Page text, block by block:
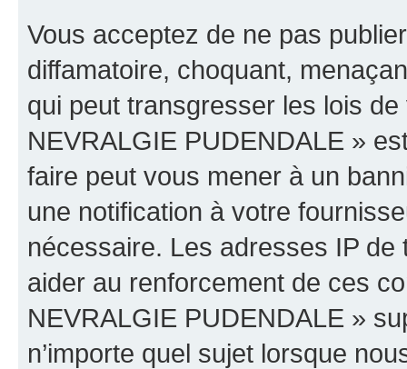
Vous acceptez de ne pas
diffamatoire, choquant,
qui peut transgresser les lois
NEVRALGIE PUDENDALE »
faire peut vous mener à un
une notification à votre
nécessaire. Les adresses IP
aider au renforcement de ces
NEVRALGIE PUDENDALE »
n’importe quel sujet lorsque